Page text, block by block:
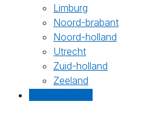
Limburg
Noord-brabant
Noord-holland
Utrecht
Zuid-holland
Zeeland